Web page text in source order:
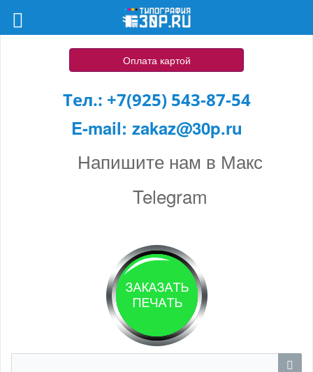
Оплата картой
Тел.: +7(925) 543-87-54
E-mail: zakaz@30p.ru
Напишите нам в Макс
Telegram